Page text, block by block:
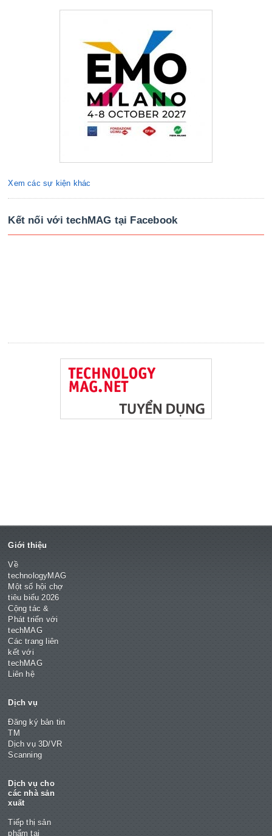
Xem các sự kiện khác
Kết nối với techMAG tại Facebook
Giới thiệu
Về
technologyMAG
Một số hội chợ
tiêu biểu 2026
Cộng tác &
Phát triển với
techMAG
Các trang liên
kết với
techMAG
Liên hệ
Dịch vụ
Đăng ký bản tin
TM
Dịch vụ 3D/VR
Scanning
Dịch vụ cho
các nhà sản
xuất
Tiếp thị sản
phẩm tại